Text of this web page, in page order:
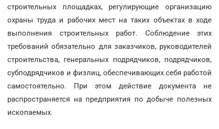
строительных площадках, регулирующие организацию
охраны труда и рабочих мест на таких объектах в ходе
выполнения строительных работ. Соблюдение этих
требований обязательно для заказчиков, руководителей
строительства, генеральных подрядчиков, подрядчиков,
субподрядчиков и физлиц, обеспечивающих себя работой
самостоятельно. При этом действие документа не
распространяется на предприятия по добыче полезных
ископаемых.